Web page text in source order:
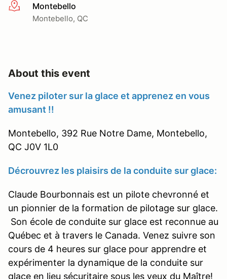
More infoMontebello
Montebello, QC
About this event
Venez piloter sur la glace et apprenez en vous
amusant !!
Montebello, 392 Rue Notre Dame, Montebello,
QC J0V 1L0
Décrouvrez les plaisirs de la conduite sur glace:
Claude Bourbonnais est un pilote chevronné et
un pionnier de la formation de pilotage sur glace.
Son école de conduite sur glace est reconnue au
Québec et à travers le Canada. Venez suivre son
cours de 4 heures sur glace pour apprendre et
expérimenter la dynamique de la conduite sur
glace en lieu sécuritaire sous les yeux du Maître!